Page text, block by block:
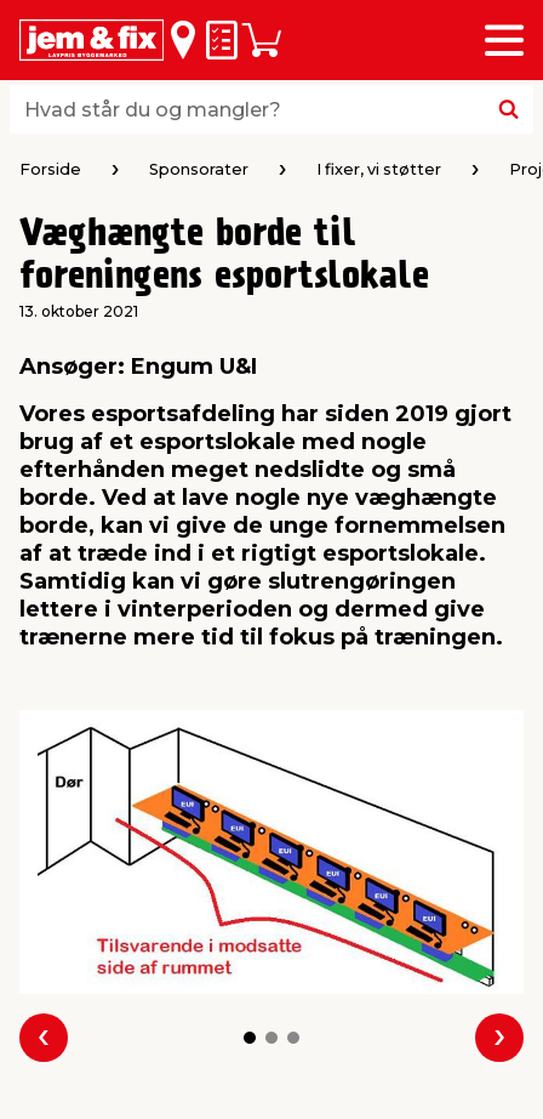
Hvad står du og mangler?
Hvad står du og mangler?
Huskeseddel
Indkøbskurv
Menu
loft & vægge
vinduer
brædder
& varme
& ophæng
& opbevaring
& persienner
& sikkerhed
& standere
& syltning
& armatur
& ventilation
kloak
fittings
Home
& kemikalier
& fugemasse
af værktøj
maskiner
& spande
underholdning
udendørs spa
Forside Sponsorater I fixer, vi støtter
Væghængte borde til
foreningens esportslokale
13. oktober 2021
Ansøger: Engum U&I
Vores esportsafdeling har siden 2019 gjort
brug af et esportslokale med nogle
efterhånden meget nedslidte og små
borde. Ved at lave nogle nye væghængte
borde, kan vi give de unge fornemmelsen
af at træde ind i et rigtigt esportslokale.
Samtidig kan vi gøre slutrengøringen
lettere i vinterperioden og dermed give
trænerne mere tid til fokus på træningen.
Forrige